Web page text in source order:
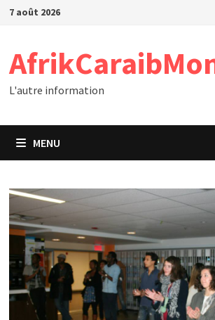
Passer
7 août 2026
L'autre information
MENU